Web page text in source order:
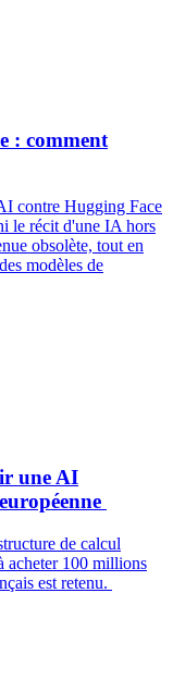
: comment
contre Hugging Face
le récit d'une IA hors
obsolète, tout en
modèles de
une AI
de calcul
acheter 100 millions
est retenu.